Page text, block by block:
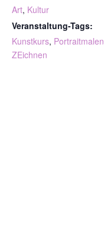
Art, Kultur
Veranstaltung-Tags:
Kunstkurs, Portraitmalen
ZEichnen